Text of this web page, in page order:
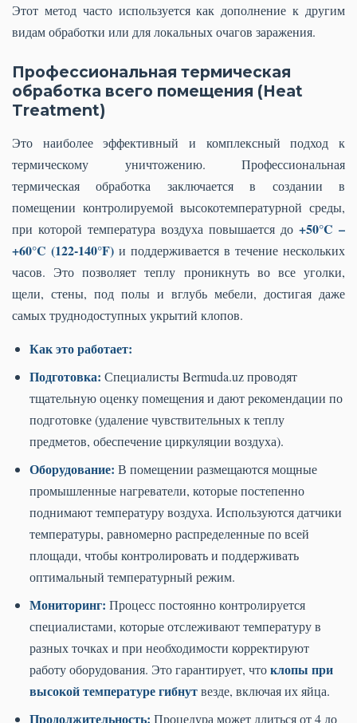
Этот метод часто используется как дополнение к другим
видам обработки или для локальных очагов заражения.
Профессиональная термическая
обработка всего помещения (Heat
Treatment)
Это наиболее эффективный и комплексный подход к
термическому уничтожению. Профессиональная
термическая обработка заключается в создании в
помещении контролируемой высокотемпературной среды,
при которой температура воздуха повышается до +50°C –
+60°C (122-140°F) и поддерживается в течение нескольких
часов. Это позволяет теплу проникнуть во все уголки,
щели, стены, под полы и вглубь мебели, достигая даже
самых труднодоступных укрытий клопов.
Как это работает:
Подготовка: Специалисты Bermuda.uz проводят
тщательную оценку помещения и дают рекомендации по
подготовке (удаление чувствительных к теплу
предметов, обеспечение циркуляции воздуха).
Оборудование: В помещении размещаются мощные
промышленные нагреватели, которые постепенно
поднимают температуру воздуха. Используются датчики
температуры, равномерно распределенные по всей
площади, чтобы контролировать и поддерживать
оптимальный температурный режим.
Мониторинг: Процесс постоянно контролируется
специалистами, которые отслеживают температуру в
разных точках и при необходимости корректируют
работу оборудования. Это гарантирует, чтоклопы при
высокой температуре гибнутвезде, включая их яйца.
Продолжительность: Процедура может длиться от 4 до